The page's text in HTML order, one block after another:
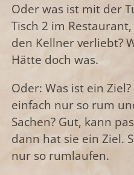
Oder was ist mit der
Tisch 2 im
den Kellner verliebt?
Hätte doch was.
Oder: Was ist ein
einfach nur so rum
Sachen? Gut, kann
dann hat sie ein Ziel.
nur so rumlaufen.